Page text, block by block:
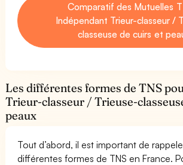
Comparatif des Mutuelles
Indépendant Trieur-classeur /
classeuse de cuirs et
Les différentes formes de TNS
Trieur-classeur / Trieuse-
peaux
Tout d’abord, il est important de
différentes formes de TNS en France.